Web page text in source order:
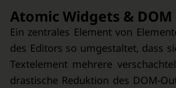
Atomic Widgets &
Ein zentrales Element von
des Editors so umgestaltet, dass
Textelement mehrere
drastische Reduktion des DOM-